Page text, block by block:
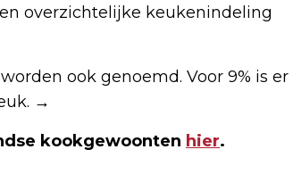
overzichtelijke keukenindeling
ook genoemd. Voor 9% is er
→
kookgewoonten hier.